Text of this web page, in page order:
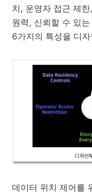
치, 운영자 접근 제
원력, 신뢰할 수 있
6가지의 특성을 디
데이터 위치 제어를